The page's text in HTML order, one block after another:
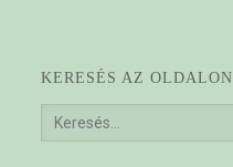
KERESÉS AZ OLDALON
Keresés: